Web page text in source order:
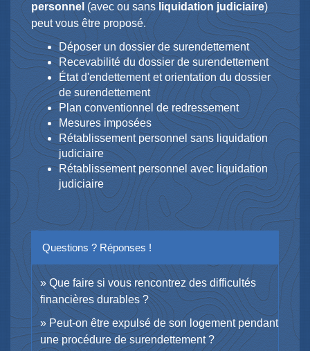
personnel (avec ou sansliquidation judiciaire)
peut vous être proposé.
Déposer un dossier de surendettement
Recevabilité du dossier de surendettement
État d'endettement et orientation du dossier
de surendettement
Plan conventionnel de redressement
Mesures imposées
Rétablissement personnel sans liquidation
judiciaire
Rétablissement personnel avec liquidation
judiciaire
Questions ? Réponses !
Que faire si vous rencontrez des difficultés
financières durables ?
Peut-on être expulsé de son logement pendant
une procédure de surendettement ?